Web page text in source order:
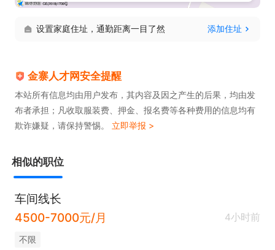
设置家庭住址，通勤距离一目了然 添加住址
金寨人才网安全提醒
本站所有信息均由用户发布，其内容及因之产生的后果，均由发
布者承担；凡收取服装费、押金、报名费等各种费用的信息均有
欺诈嫌疑，请保持警惕。 立即举报 >
相似的职位
车间线长
4500-7000元/月
4小时前
不限